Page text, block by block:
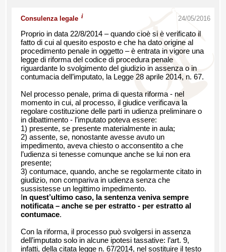
Consulenza legale i 24/05/2016
Proprio in data 22/8/2014 – quando cioè si è verificato il
fatto di cui al quesito esposto e che ha dato origine al
procedimento penale in oggetto – è entrata in vigore una
legge di riforma del codice di procedura penale
riguardante lo svolgimento del giudizio in assenza o in
contumacia dell’imputato, la Legge 28 aprile 2014, n. 67.
Nel processo penale, prima di questa riforma - nel
momento in cui, al processo, il giudice verificava la
regolare costituzione delle parti in udienza preliminare o
in dibattimento - l’imputato poteva essere:
1) presente, se presente materialmente in aula;
2) assente, se, nonostante avesse avuto un
impedimento, aveva chiesto o acconsentito a che
l’udienza si tenesse comunque anche se lui non era
presente;
3) contumace, quando, anche se regolarmente citato in
giudizio, non compariva in udienza senza che
sussistesse un legittimo impedimento.
n quest’ultimo caso, la sentenza veniva sempre
notificata – anche se per estratto - per estratto al
contumace.
Con la riforma, il processo può svolgersi in assenza
dell’imputato solo in alcune ipotesi tassative: l’art. 9,
infatti, della citata legge n. 67/2014, nel sostituire il testo